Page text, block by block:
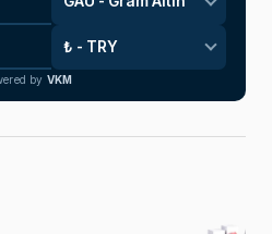
by VKM